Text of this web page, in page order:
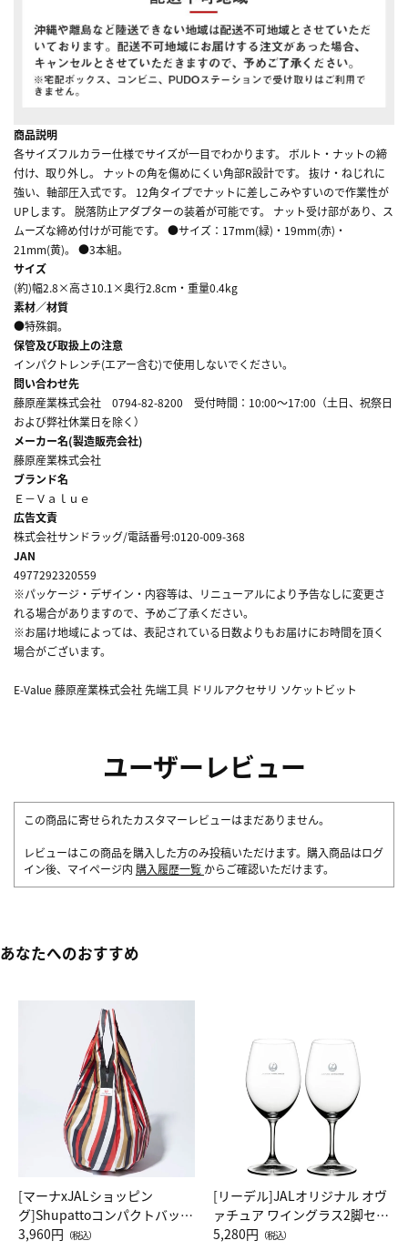
商品説明
各サイズフルカラー仕様でサイズが一目でわかります。 ボルト・ナットの締
付け、取り外し。 ナットの角を傷めにくい角部R設計です。 抜け・ねじれに
強い、軸部圧入式です。 12角タイプでナットに差しこみやすいので作業性が
UPします。 脱落防止アダプターの装着が可能です。 ナット受け部があり、ス
ムーズな締め付けが可能です。 ●サイズ：17mm(緑)・19mm(赤)・
21mm(黄)。 ●3本組。
サイズ
(約)幅2.8×高さ10.1×奥行2.8cm・重量0.4kg
素材／材質
●特殊鋼。
保管及び取扱上の注意
インパクトレンチ(エアー含む)で使用しないでください。
問い合わせ先
藤原産業株式会社 0794-82-8200 受付時間：10:00～17:00（土日、祝祭日
および弊社休業日を除く）
メーカー名(製造販売会社)
藤原産業株式会社
ブランド名
Ｅ－Ｖａｌｕｅ
広告文責
株式会社サンドラッグ/電話番号:0120-009-368
JAN
4977292320559
※パッケージ・デザイン・内容等は、リニューアルにより予告なしに変更さ
れる場合がありますので、予めご了承ください。
※お届け地域によっては、表記されている日数よりもお届けにお時間を頂く
場合がございます。
E-Value 藤原産業株式会社 先端工具 ドリルアクセサリ ソケットビット
ユーザーレビュー
この商品に寄せられたカスタマーレビューはまだありません。
レビューはこの商品を購入した方のみ投稿いただけます。購入商品はログ
イン後、マイページ内 購入履歴一覧 からご確認いただけます。
あなたへのおすすめ
[マーナxJALショッピン
グ]Shupattoコンパクトバッグ
Drop JAL客室乗務員（LC）ス
3,960円 （税込）
[リーデル]JALオリジナル オヴ
ァチュア ワイングラス2脚セッ
ト（レッドワイン）
5,280円 （税込）